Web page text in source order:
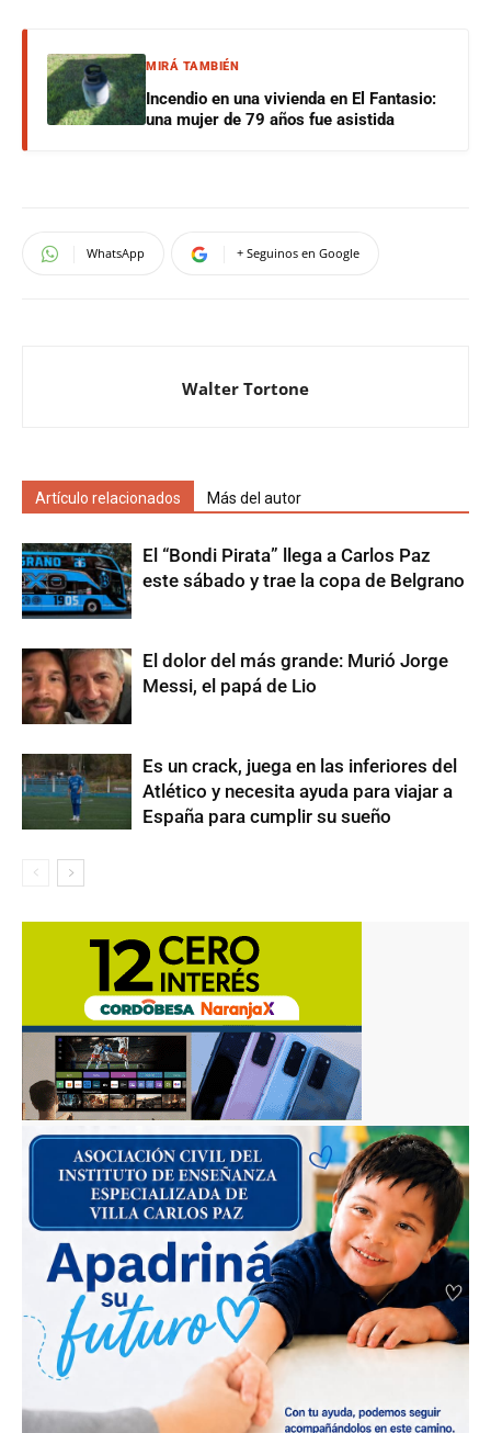
MIRÁ TAMBIÉN
Incendio en una vivienda en El Fantasio:
una mujer de 79 años fue asistida
WhatsApp + Seguinos en Google
Walter Tortone
Artículo relacionados Más del autor
El “Bondi Pirata” llega a Carlos Paz
este sábado y trae la copa de Belgrano
El dolor del más grande: Murió Jorge
Messi, el papá de Lio
Es un crack, juega en las inferiores del
Atlético y necesita ayuda para viajar a
España para cumplir su sueño